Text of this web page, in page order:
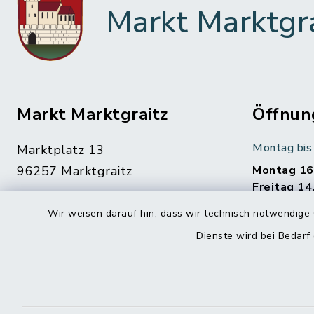
Wir weisen darauf hin, dass wir technisch
Dienste wird bei
Markt
Markt Marktgraitz
Marktplatz 13
96257 Marktgraitz
Montag
Montag
Freitag
Unsere
gerne.